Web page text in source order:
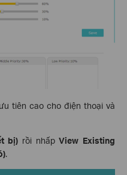
tiên cao cho điện thoại và
bị) rồi nhấpView Existing
.